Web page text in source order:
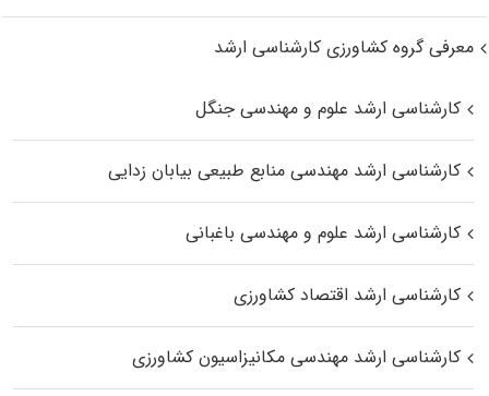
معرفی گروه کشاورزی کارشناسی ارشد
کارشناسی ارشد علوم و مهندسی جنگل
کارشناسی ارشد مهندسی منابع طبیعی بیابان زدایی
کارشناسی ارشد علوم و مهندسی باغبانی
کارشناسی ارشد اقتصاد کشاورزی
کارشناسی ارشد مهندسی مکانیزاسیون کشاورزی